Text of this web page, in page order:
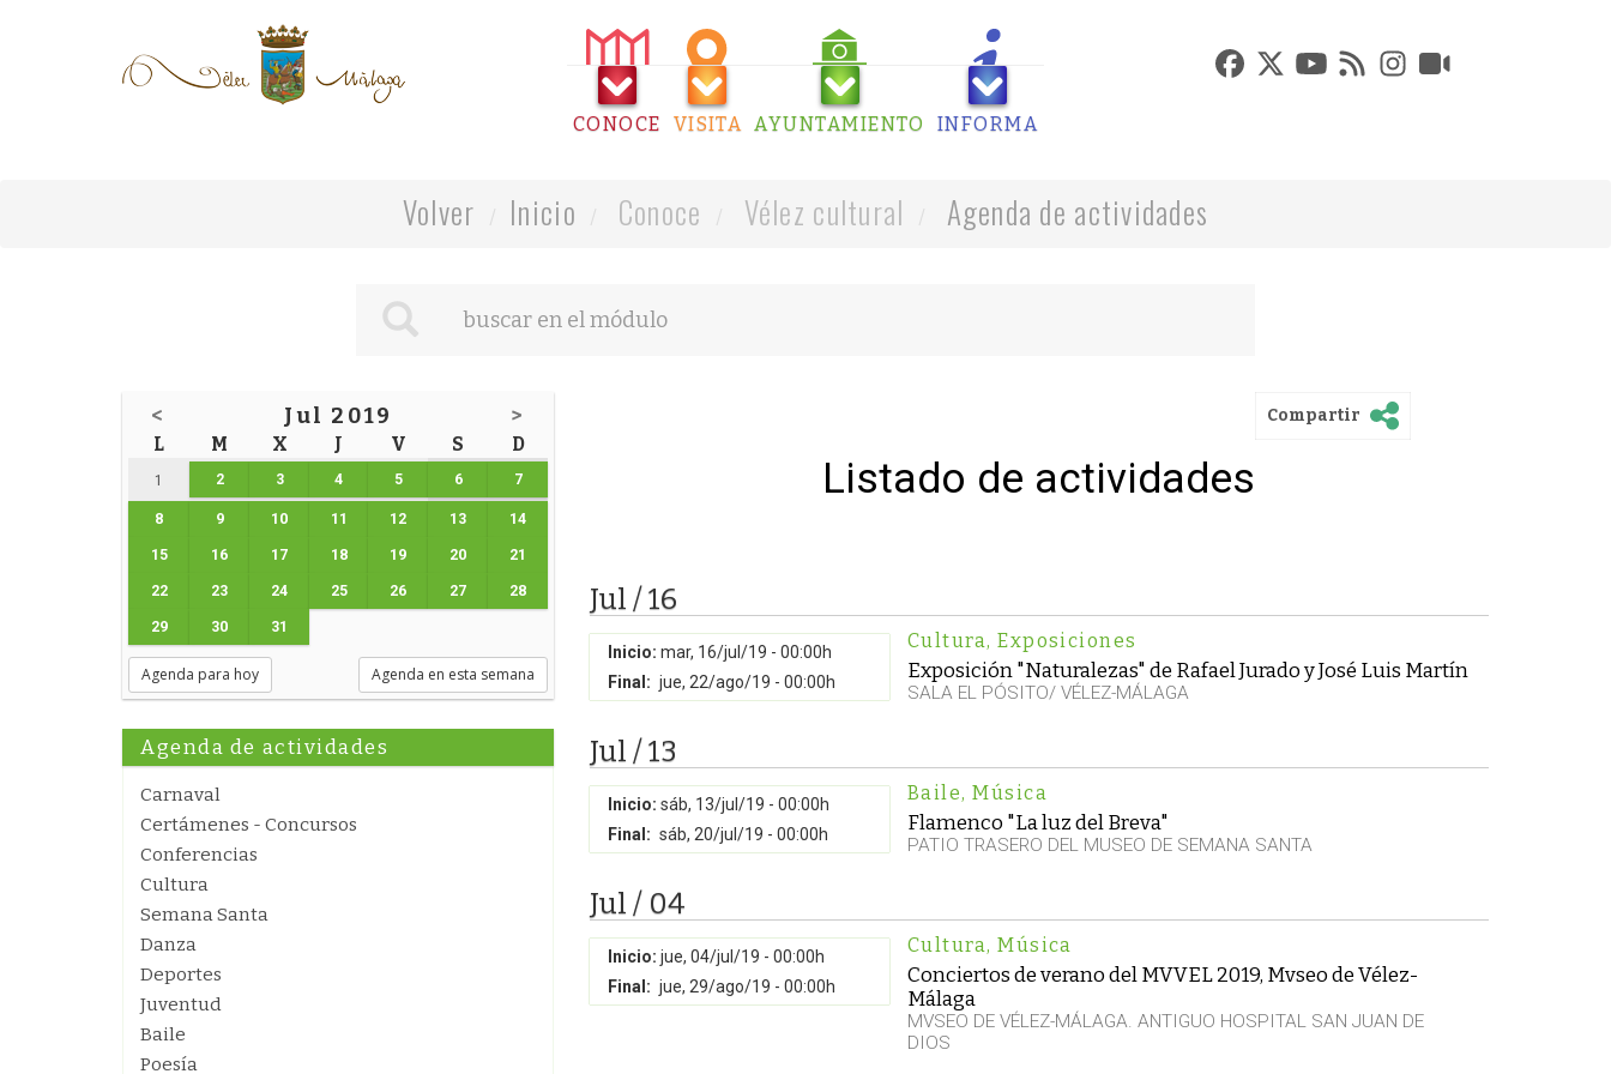
CONOCE VISITA AYUNTAMIENTO INFORMA
Volver Inicio Conoce Vélez cultural Agenda de actividades
< Jul 2019 >
L M X J V S D
1 2 3 4 5 6 7
8 9 10 11 12 13 14
15 16 17 18 19 20 21
22 23 24 25 26 27 28
29 30 31
Agenda para hoy Agenda en esta semana
Agenda de actividades
Carnaval
Certámenes - Concursos
Conferencias
Cultura
Semana Santa
Danza
Deportes
Juventud
Baile
Poesía
Compartir
Listado de actividades
Jul / 16
Inicio: mar, 16/jul/19 - 00:00h
Final: jue, 22/ago/19 - 00:00h
Cultura, Exposiciones
Exposición "Naturalezas" de Rafael Jurado y José Luis Martín
SALA EL PÓSITO/ VÉLEZ-MÁLAGA
Jul / 13
Inicio: sáb, 13/jul/19 - 00:00h
Final: sáb, 20/jul/19 - 00:00h
Baile, Música
Flamenco "La luz del Breva"
PATIO TRASERO DEL MUSEO DE SEMANA SANTA
Jul / 04
Inicio: jue, 04/jul/19 - 00:00h
Final: jue, 29/ago/19 - 00:00h
Cultura, Música
Conciertos de verano del MVVEL 2019, Mvseo de Vélez-
Málaga
MVSEO DE VÉLEZ-MÁLAGA. ANTIGUO HOSPITAL SAN JUAN DE
DIOS